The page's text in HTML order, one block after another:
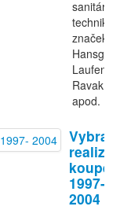
sanitární
techniku
značek
Laufen,
Ravak
apod.
1997-
2004